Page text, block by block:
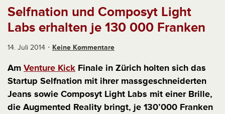
Selfnation und Composyt Light
Labs erhalten je 130 000 Franken
14. Juli 2014 Keine Kommentare
Am Venture Kick Finale in Zürich holten sich das
Startup Selfnation mit ihrer massgeschneiderten
Jeans sowie Composyt Light Labs mit einer Brille,
die Augmented Reality bringt, je 130’000 Franken